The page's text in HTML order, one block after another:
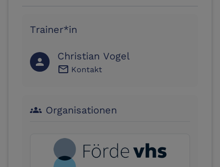
Trainer*in
person Christian Vogel
email Kontakt
groups Organisationen